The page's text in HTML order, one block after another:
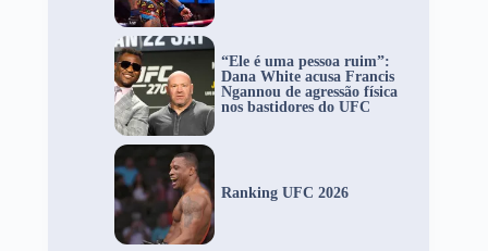
“Ele é uma pessoa ruim”:
Dana White acusa Francis
Ngannou de agressão física
nos bastidores do UFC
Ranking UFC 2026